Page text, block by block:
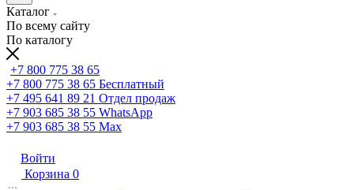
Каталог
По всему сайту
По каталогу
+7 800 775 38 65
+7 800 775 38 65 Бесплатный
+7 495 641 89 21 Отдел продаж
+7 903 685 38 55 WhatsApp
+7 903 685 38 55 Max
Войти
Корзина 0